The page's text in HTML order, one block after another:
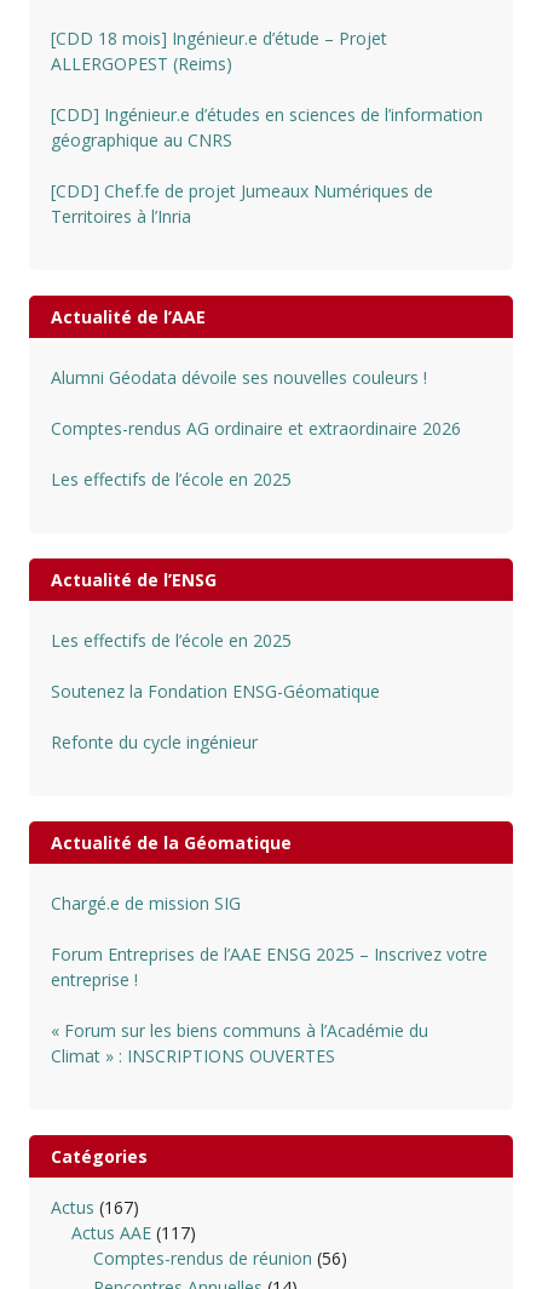
[CDD 18 mois] Ingénieur.e d’étude – Projet
ALLERGOPEST (Reims)
[CDD] Ingénieur.e d’études en sciences de l’information
géographique au CNRS
[CDD] Chef.fe de projet Jumeaux Numériques de
Territoires à l’Inria
Actualité de l’AAE
Alumni Géodata dévoile ses nouvelles couleurs !
Comptes-rendus AG ordinaire et extraordinaire 2026
Les effectifs de l’école en 2025
Actualité de l’ENSG
Les effectifs de l’école en 2025
Soutenez la Fondation ENSG-Géomatique
Refonte du cycle ingénieur
Actualité de la Géomatique
Chargé.e de mission SIG
Forum Entreprises de l’AAE ENSG 2025 – Inscrivez votre
entreprise !
« Forum sur les biens communs à l’Académie du
Climat » : INSCRIPTIONS OUVERTES
Catégories
Actus (167)
Actus AAE (117)
Comptes-rendus de réunion (56)